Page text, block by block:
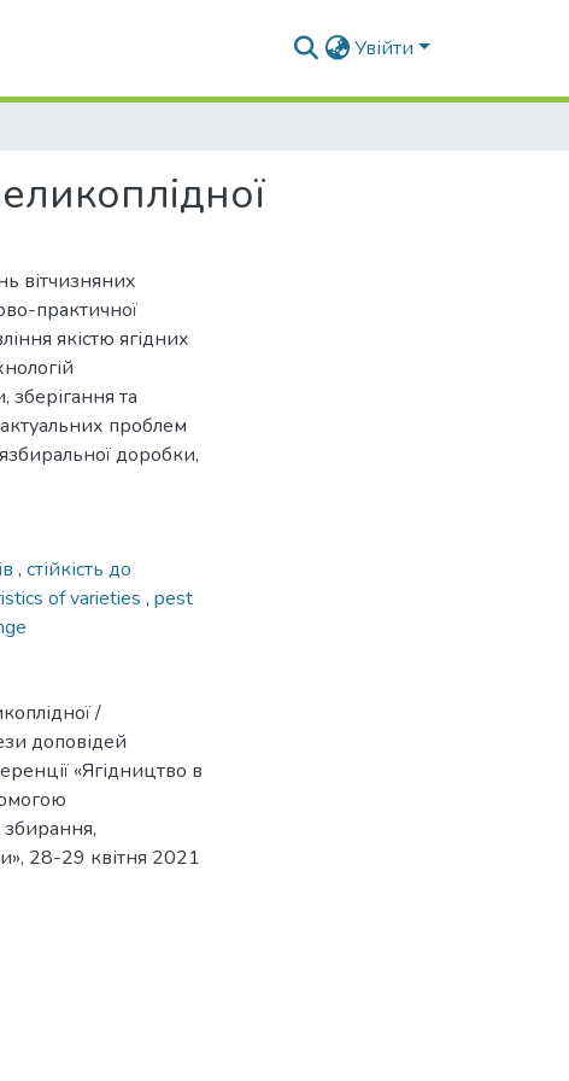
Увійти
вітчизняних
практичної
якістю ягідних
та
проблем
доробки,
, стійкість до
of varieties , pest
/
доповідей
«Ягідництво в
28-29 квітня 2021